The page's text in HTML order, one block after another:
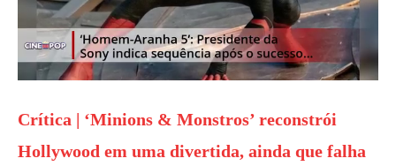
Crítica | ‘Minions & Monstros’ reconstrói
Hollywood em uma divertida, ainda que falha